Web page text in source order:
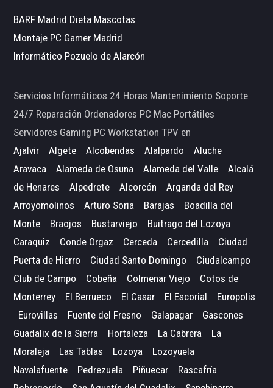
BARF Madrid Dieta Mascotas
Montaje PC Gamer Madrid
Informático Pozuelo de Alarcón
Servicios Informáticos 24 Horas Mantenimiento Soporte
24/7 Reparación Ordenadores PC Mac Portátiles
Servidores Gaming PC Workstation TPV en
Ajalvir
Algete Alcobendas Alalpardo
Aluche
Aravaca
Alameda de Osuna Alameda del Valle
Alcalá
de Henares
Alpedrete Alcorcón
Arganda del Rey
Arroyomolinos
Arturo Soria Barajas
Boadilla del
Monte
Braojos Bustarviejo
Buitrago del Lozoya
Caraquiz
Conde Orgaz Cerceda Cercedilla
Ciudad
Puerta de Hierro
Ciudad Santo Domingo
Ciudalcampo
Club de Campo
Cobeña Colmenar Viejo
Cotos de
Monterrey
El Berrueco El Casar El Escorial
Europolis
Eurovillas
Fuente del Fresno Galapagar
Gascones
Guadalix de la Sierra
Hortaleza La Cabrera
La
Moraleja
Las Tablas Lozoya
Lozoyuela
Navalafuente
Pedrezuela Piñuecar
Rascafría